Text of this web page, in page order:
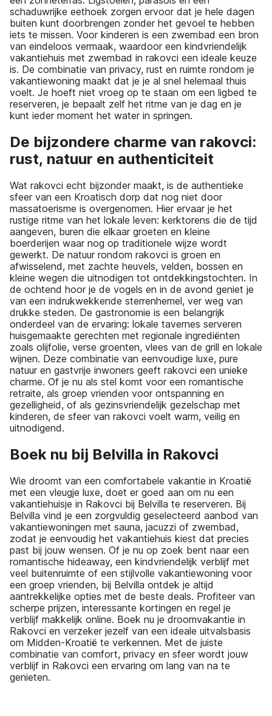
schaduwrijke eethoek zorgen ervoor dat je hele dagen
buiten kunt doorbrengen zonder het gevoel te hebben
iets te missen. Voor kinderen is een zwembad een bron
van eindeloos vermaak, waardoor een kindvriendelijk
vakantiehuis met zwembad in rakovci een ideale keuze
is. De combinatie van privacy, rust en ruimte rondom je
vakantiewoning maakt dat je je al snel helemaal thuis
voelt. Je hoeft niet vroeg op te staan om een ligbed te
reserveren, je bepaalt zelf het ritme van je dag en je
kunt ieder moment het water in springen.
De bijzondere charme van rakovci:
rust, natuur en authenticiteit
Wat rakovci echt bijzonder maakt, is de authentieke
sfeer van een Kroatisch dorp dat nog niet door
massatoerisme is overgenomen. Hier ervaar je het
rustige ritme van het lokale leven: kerktorens die de tijd
aangeven, buren die elkaar groeten en kleine
boerderijen waar nog op traditionele wijze wordt
gewerkt. De natuur rondom rakovci is groen en
afwisselend, met zachte heuvels, velden, bossen en
kleine wegen die uitnodigen tot ontdekkingstochten. In
de ochtend hoor je de vogels en in de avond geniet je
van een indrukwekkende sterrenhemel, ver weg van
drukke steden. De gastronomie is een belangrijk
onderdeel van de ervaring: lokale tavernes serveren
huisgemaakte gerechten met regionale ingrediënten
zoals olijfolie, verse groenten, vlees van de grill en lokale
wijnen. Deze combinatie van eenvoudige luxe, pure
natuur en gastvrije inwoners geeft rakovci een unieke
charme. Of je nu als stel komt voor een romantische
retraite, als groep vrienden voor ontspanning en
gezelligheid, of als gezinsvriendelijk gezelschap met
kinderen, de sfeer van rakovci voelt warm, veilig en
uitnodigend.
Boek nu bij Belvilla in Rakovci
Wie droomt van een comfortabele vakantie in Kroatië
met een vleugje luxe, doet er goed aan om nu een
vakantiehuisje in Rakovci bij Belvilla te reserveren. Bij
Belvilla vind je een zorgvuldig geselecteerd aanbod van
vakantiewoningen met sauna, jacuzzi of zwembad,
zodat je eenvoudig het vakantiehuis kiest dat precies
past bij jouw wensen. Of je nu op zoek bent naar een
romantische hideaway, een kindvriendelijk verblijf met
veel buitenruimte of een stijlvolle vakantiewoning voor
een groep vrienden, bij Belvilla ontdek je altijd
aantrekkelijke opties met de beste deals. Profiteer van
scherpe prijzen, interessante kortingen en regel je
verblijf makkelijk online. Boek nu je droomvakantie in
Rakovci en verzeker jezelf van een ideale uitvalsbasis
om Midden-Kroatië te verkennen. Met de juiste
combinatie van comfort, privacy en sfeer wordt jouw
verblijf in Rakovci een ervaring om lang van na te
genieten.